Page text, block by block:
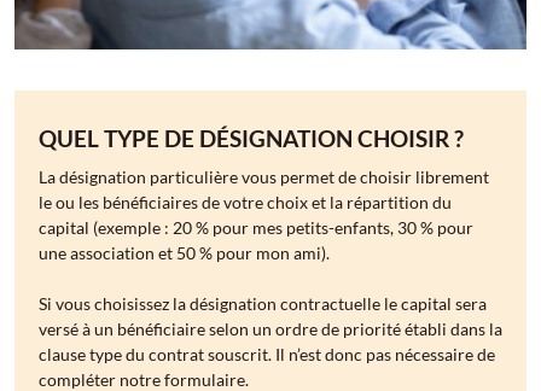
QUEL TYPE DE DÉSIGNATION CHOISIR ?
La désignation particulière vous permet de choisir librement
le ou les bénéficiaires de votre choix et la répartition du
capital (exemple : 20 % pour mes petits-enfants, 30 % pour
une association et 50 % pour mon ami).
Si vous choisissez la désignation contractuelle le capital sera
versé à un bénéficiaire selon un ordre de priorité établi dans la
clause type du contrat souscrit. Il n’est donc pas nécessaire de
compléter notre formulaire.